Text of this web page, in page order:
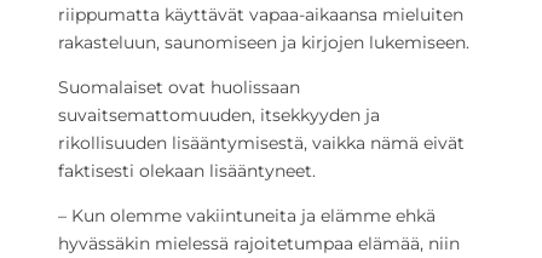
riippumatta käyttävät vapaa-aikaansa mieluiten
rakasteluun, saunomiseen ja kirjojen lukemiseen.
Suomalaiset ovat huolissaan
suvaitsemattomuuden, itsekkyyden ja
rikollisuuden lisääntymisestä, vaikka nämä eivät
faktisesti olekaan lisääntyneet.
– Kun olemme vakiintuneita ja elämme ehkä
hyvässäkin mielessä rajoitetumpaa elämää, niin